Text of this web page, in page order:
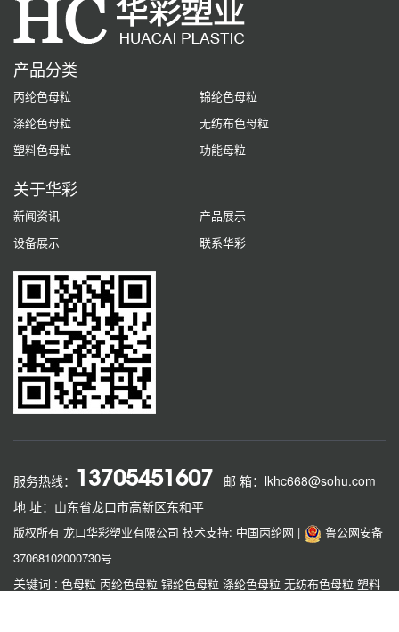
产品分类
丙纶色母粒
锦纶色母粒
涤纶色母粒
无纺布色母粒
塑料色母粒
功能母粒
关于华彩
新闻资讯
产品展示
设备展示
联系华彩
服务热线： 13705451607
邮 箱：lkhc668@sohu.com
地 址：山东省龙口市高新区东和平
版权所有 龙口华彩塑业有限公司 技术支持: 中国丙纶网 |
鲁公网安备
37068102000730号
关键词 : 色母粒 丙纶色母粒 锦纶色母粒 涤纶色母粒 无纺布色母粒 塑料